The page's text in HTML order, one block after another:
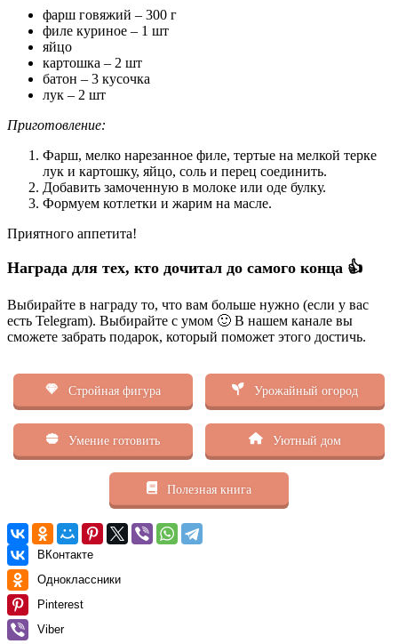
фарш говяжий – 300 г
филе куриное – 1 шт
яйцо
картошка – 2 шт
батон – 3 кусочка
лук – 2 шт
Приготовление:
Фарш, мелко нарезанное филе, тертые на мелкой терке
лук и картошку, яйцо, соль и перец соединить.
Добавить замоченную в молоке или оде булку.
Формуем котлетки и жарим на масле.
Приятного аппетита!
Награда для тех, кто дочитал до самого конца 👍
Выбирайте в награду то, что вам больше нужно (если у вас
есть Telegram). Выбирайте с умом 🙂 В нашем канале вы
сможете забрать подарок, который поможет этого достичь.
Стройная фигура Урожайный огород
Умение готовить Уютный дом
Полезная книга
ВКонтакте
Одноклассники
Pinterest
Viber